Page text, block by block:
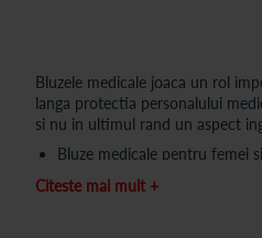
Bluzele medicale joaca un rol
langa protectia personalului
si nu in ultimul rand un aspect
Bluze medicale pentru femei
Bluze medicale albe sau
Citeste mai mult +